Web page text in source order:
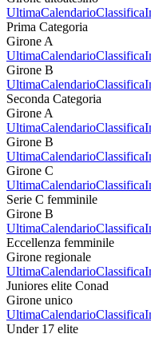
UltimaCalendarioClassifica
Prima Categoria
Girone A
UltimaCalendarioClassifica
Girone B
UltimaCalendarioClassifica
Seconda Categoria
Girone A
UltimaCalendarioClassifica
Girone B
UltimaCalendarioClassifica
Girone C
UltimaCalendarioClassifica
Serie C femminile
Girone B
UltimaCalendarioClassifica
Eccellenza femminile
Girone regionale
UltimaCalendarioClassifica
Juniores elite Conad
Girone unico
UltimaCalendarioClassifica
Under 17 elite